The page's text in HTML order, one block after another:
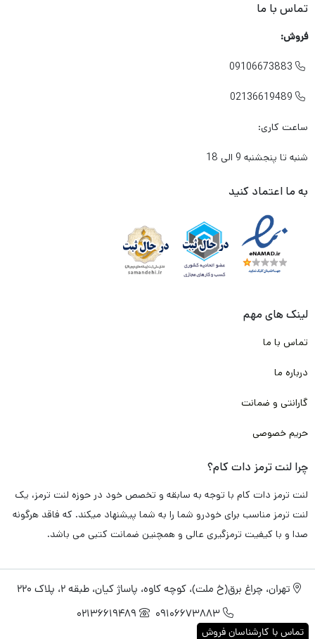
تماس با ما
فروش:

09106673883

02136619489
ساعت کاری:
شنبه تا پنجشنبه 9 الی 18
به ما اعتماد کنید
لینک های مهم
تماس با ما
درباره ما
گارانتی و ضمانت
حریم خصوصی
چرا لنت ترمز دات کام؟
لنت ترمز دات کام با توجه به سابقه و تخصص خود در حوزه لنت ترمز، یک
لنت ترمز مناسب برای خودرو شما را به شما پیشنهاد میکند. که فاقد هرگونه
صدا و با کیفیت ترمزگیری عالی و همچنین ضمانت کتبی می باشد.
تهران، چراغ برق(خ ملت)، کوچه کاوه، پاساژ کیان، طبقه 2، پلاک 220
09106673883
02136619489
تماس با کارشناسان فروش